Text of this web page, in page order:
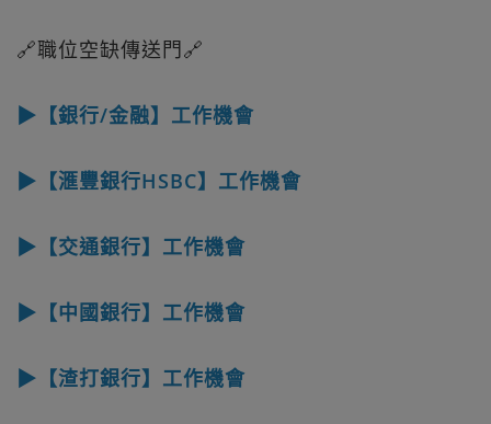
🔗職位空缺傳送門🔗
▶【銀行/金融】工作機會
▶【滙豐銀行HSBC】工作機會
▶【交通銀行】工作機會
▶【中國銀行】工作機會
▶【渣打銀行】工作機會